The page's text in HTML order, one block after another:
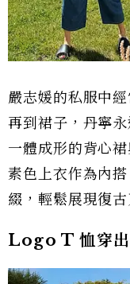
嚴志媛的私服中
再到裙子，丹寧
一體成形的背心
素色上衣作為內
綴，輕鬆展現復
Logo T 恤穿出